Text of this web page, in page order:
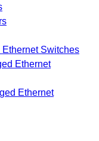
Ethernet Switches
Ethernet
Ethernet